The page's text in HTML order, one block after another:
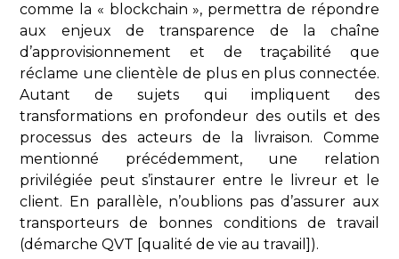
comme la « blockchain », permettra de répondre
aux enjeux de transparence de la chaîne
d’approvisionnement et de traçabilité que
réclame une clientèle de plus en plus connectée.
Autant de sujets qui impliquent des
transformations en profondeur des outils et des
processus des acteurs de la livraison. Comme
mentionné précédemment, une relation
privilégiée peut s’instaurer entre le livreur et le
client. En parallèle, n’oublions pas d’assurer aux
transporteurs de bonnes conditions de travail
(démarche QVT [qualité de vie au travail]).